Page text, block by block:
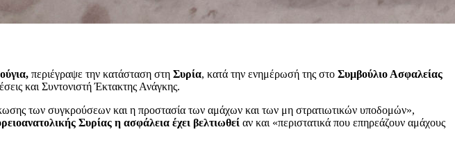
περιέγραψε την κατάσταση στη Συρία, κατά την ενημέρωσή της στο Συμβούλιο Ασφαλείας
και Συντονιστή Έκτακτης Ανάγκης.
των συγκρούσεων και η προστασία των αμάχων και των μη στρατιωτικών υποδομών»,
Συρίας η ασφάλεια έχει βελτιωθεί αν και «περιστατικά που επηρεάζουν αμάχους